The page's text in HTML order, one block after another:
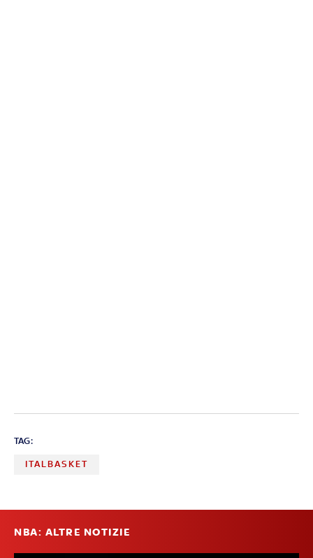
TAG:
ITALBASKET
NBA: ALTRE NOTIZIE